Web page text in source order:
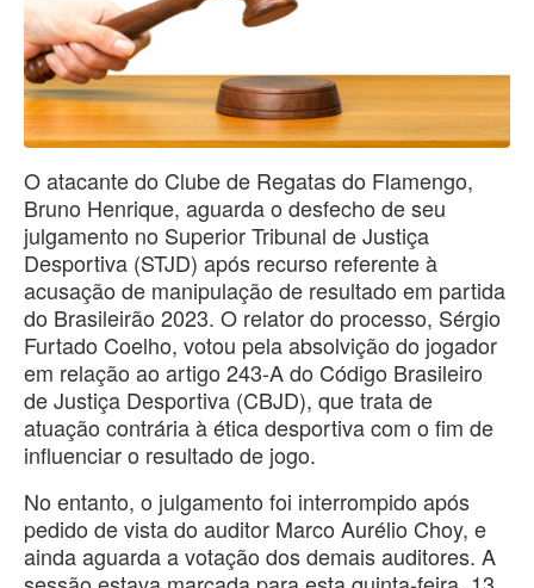
O atacante do Clube de Regatas do Flamengo,
Bruno Henrique, aguarda o desfecho de seu
julgamento no Superior Tribunal de Justiça
Desportiva (STJD) após recurso referente à
acusação de manipulação de resultado em partida
do Brasileirão 2023. O relator do processo, Sérgio
Furtado Coelho, votou pela absolvição do jogador
em relação ao artigo 243-A do Código Brasileiro
de Justiça Desportiva (CBJD), que trata de
atuação contrária à ética desportiva com o fim de
influenciar o resultado de jogo.
No entanto, o julgamento foi interrompido após
pedido de vista do auditor Marco Aurélio Choy, e
ainda aguarda a votação dos demais auditores. A